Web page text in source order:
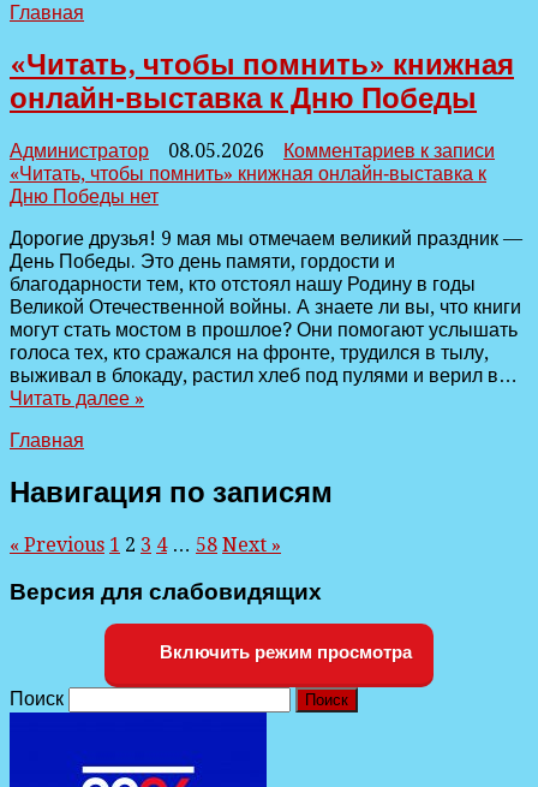
Главная
«Читать, чтобы помнить» книжная
онлайн‑выставка к Дню Победы
Администратор 08.05.2026 Комментариев к записи
«Читать, чтобы помнить» книжная онлайн‑выставка к
Дню Победы нет
Дорогие друзья! 9 мая мы отмечаем великий праздник —
День Победы. Это день памяти, гордости и
благодарности тем, кто отстоял нашу Родину в годы
Великой Отечественной войны. А знаете ли вы, что книги
могут стать мостом в прошлое? Они помогают услышать
голоса тех, кто сражался на фронте, трудился в тылу,
выживал в блокаду, растил хлеб под пулями и верил в…
Читать далее »
Главная
Навигация по записям
« Previous 1 2 3 4 … 58 Next »
Версия для слабовидящих
Включить режим просмотра
Поиск